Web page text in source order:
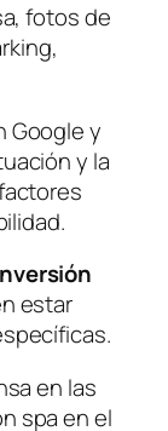
fotos de
Google y
y la
estar
en las
spa en el